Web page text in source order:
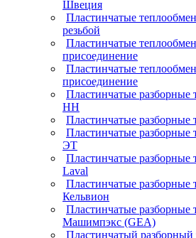
Швеция
Пластинчатые
резьбой
Пластинчатые
присоединение
Пластинчатые
присоединение
Пластинчатые разборные
НН
Пластинчатые разборные
Пластинчатые разборные
ЭТ
Пластинчатые
Laval
Пластинчатые разборные
Кельвион
Пластинчатые разборные
Машимпэкс (GEA)
Пластинчатый